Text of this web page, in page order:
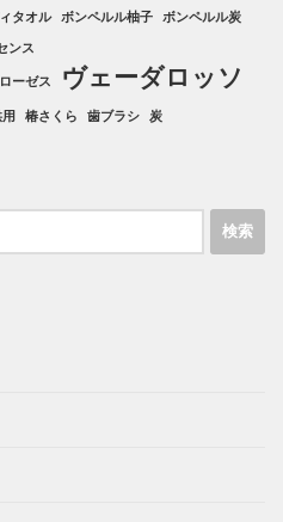
タオル ボンペルル柚子
ボンペルル炭
ンス
ローゼス ヴェーダロッソ
椿さくら 歯ブラシ 炭